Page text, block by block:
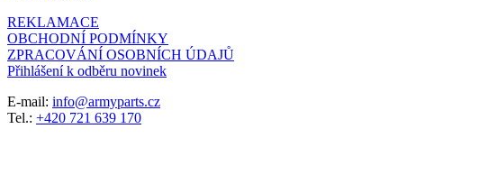
REKLAMACE
OBCHODNÍ PODMÍNKY
ZPRACOVÁNÍ OSOBNÍCH ÚDAJŮ
Přihlášení k odběru novinek
E-mail: info@armyparts.cz
Tel.: +420 721 639 170